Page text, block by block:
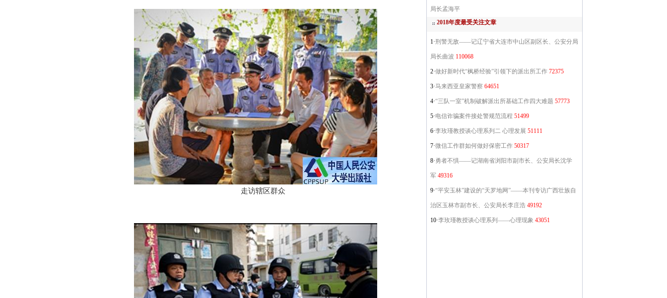
走访辖区群众
局长孟海平
2018年度最受关注文章
1·刑警无敌——记辽宁省大连市中山区副区长、公安分局
局长曲波 110068
2·做好新时代“枫桥经验”引领下的派出所工作 72375
3·马来西亚皇家警察 64651
4·“三队一室”机制破解派出所基础工作四大难题 57773
5·电信诈骗案件接处警规范流程 51499
6·李玫瑾教授谈心理系列二 心理发展 51111
7·微信工作群如何做好保密工作 50317
8· 勇者不惧——记湖南省浏阳市副市长、公安局长沈学
军 49316
9·“平安玉林”建设的“天罗地网”——本刊专访广西壮族自
治区玉林市副市长、公安局长李庄浩 49192
10·李玫瑾教授谈心理系列——心理现象 43051